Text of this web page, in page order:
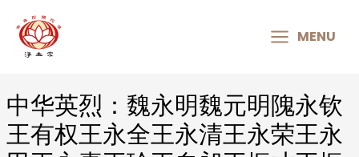
MENU
MENU
中华英烈：魏永明魏元明隗永钦
王有权王永全王永清王永荣王永
Post
navigation